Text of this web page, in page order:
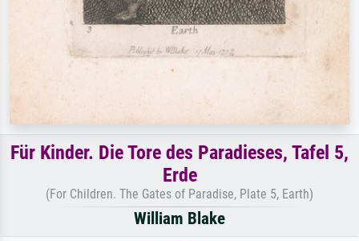
Für Kinder. Die Tore des Paradieses, Tafel 5,
Erde
(For Children. The Gates of Paradise, Plate 5, Earth)
William Blake